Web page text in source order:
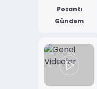
Pozantı
Gündem